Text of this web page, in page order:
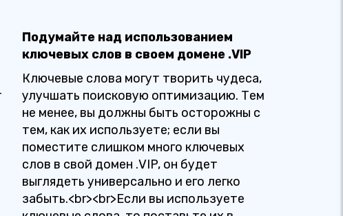
Подумайте над использованием
ключевых слов в своем домене .VIP
Ключевые слова могут творить чудеса,
улучшать поисковую оптимизацию. Тем
не менее, вы должны быть осторожны с
тем, как их используете; если вы
поместите слишком много ключевых
слов в свой домен .VIP, он будет
выглядеть универсально и его легко
забыть.<br><br>Если вы используете